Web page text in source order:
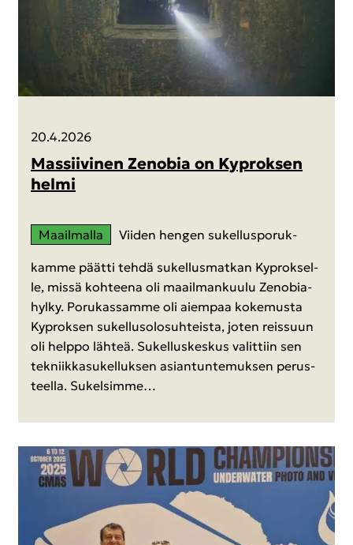
20.4.2026
Mas­sii­vi­nen Zenobia on Ky­prok­sen
helmi
Maa­il­mal­la Vii­den hen­gen su­kel­lus­po­ruk­
kam­me päät­ti tehdä su­kel­lus­mat­kan Ky­prok­sel­
le, missä koh­tee­na oli maa­il­man­kuu­lu Zenobia-​
hylky. Po­ru­kas­sam­me oli ai­em­paa ko­ke­mus­ta
Ky­prok­sen su­kel­luso­lo­suh­teis­ta, joten reis­suun
oli help­po läh­teä. Su­kel­lus­kes­kus va­lit­tiin sen
tek­niik­ka­su­kel­luk­sen asian­tun­te­muk­sen pe­rus­
teel­la. Su­kel­sim­me…